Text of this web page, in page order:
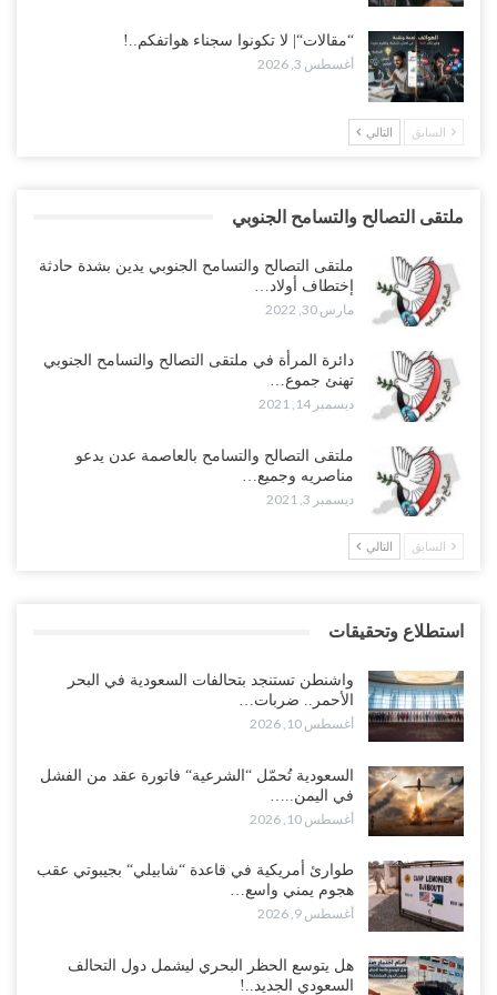
“مقالات“| لا تكونوا سجناء هواتفكم..!
أغسطس 3, 2026
السابق التالي
ملتقى التصالح والتسامح الجنوبي
ملتقى التصالح والتسامح الجنوبي يدين بشدة حادثة
إختطاف أولاد…
مارس 30, 2022
دائرة المرأة في ملتقى التصالح والتسامح الجنوبي
تهنئ جموع…
ديسمبر 14, 2021
ملتقى التصالح والتسامح بالعاصمة عدن يدعو
مناصريه وجميع…
ديسمبر 3, 2021
السابق التالي
استطلاع وتحقيقات
واشنطن تستنجد بتحالفات السعودية في البحر
الأحمر.. ضربات…
أغسطس 10, 2026
السعودية تُحمّل “الشرعية“ فاتورة عقد من الفشل
في اليمن..…
أغسطس 10, 2026
طوارئ أمريكية في قاعدة “شابيلي“ بجيبوتي عقب
هجوم يمني واسع…
أغسطس 9, 2026
هل يتوسع الحظر البحري ليشمل دول التحالف
السعودي الجديد..!